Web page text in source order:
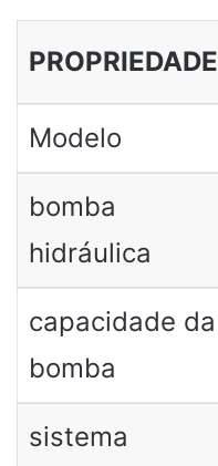
PROPRIEDADE
Modelo
bomba
hidráulica
capacidade da
bomba
sistema